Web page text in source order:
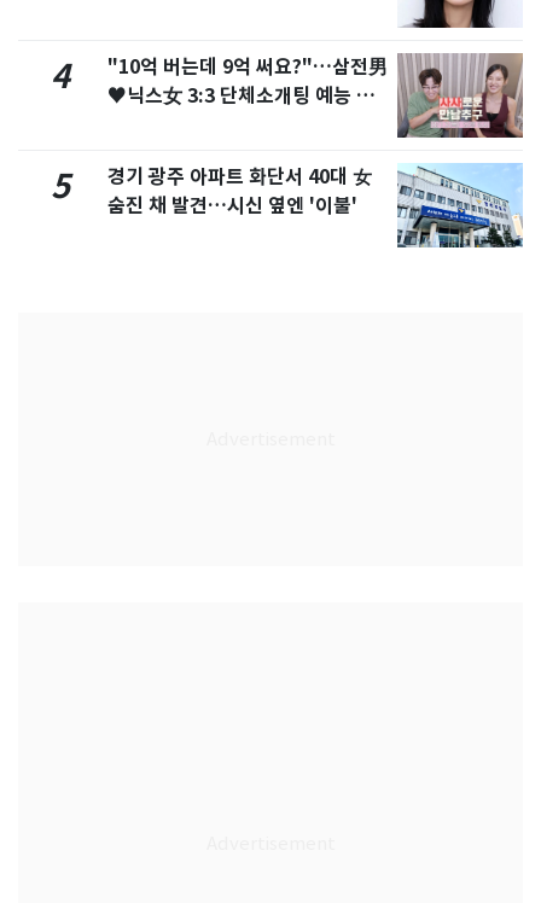
4
"10억 버는데 9억 써요?"…삼전男
♥닉스女 3:3 단체소개팅 예능 화
5
경기 광주 아파트 화단서 40대 女
숨진 채 발견…시신 옆엔 '이불'